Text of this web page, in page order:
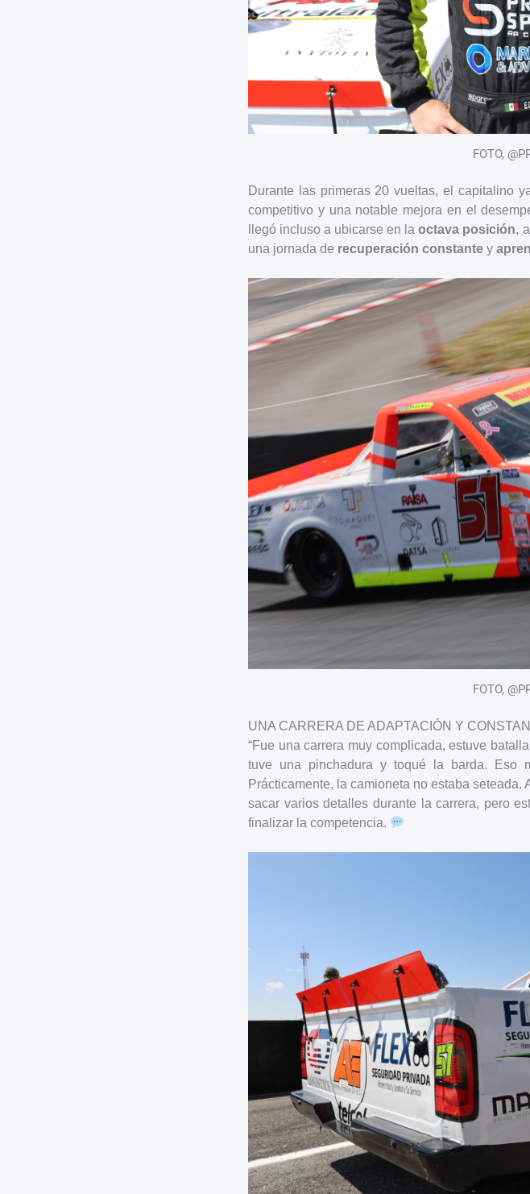
FOTO,
Durante las primeras 20 vueltas, el capitalino
competitivo y una notable mejora en el
llegó incluso a ubicarse en laoctava posición,
una jornada de recuperación constante y
FOTO,
UNA CARRERA DE ADAPTACIÓN Y
“Fue una carrera muy complicada, estuve
tuve una pinchadura y toqué la barda. Eso
Prácticamente, la camioneta no estaba
sacar varios detalles durante la carrera, pero
finalizar la competencia.